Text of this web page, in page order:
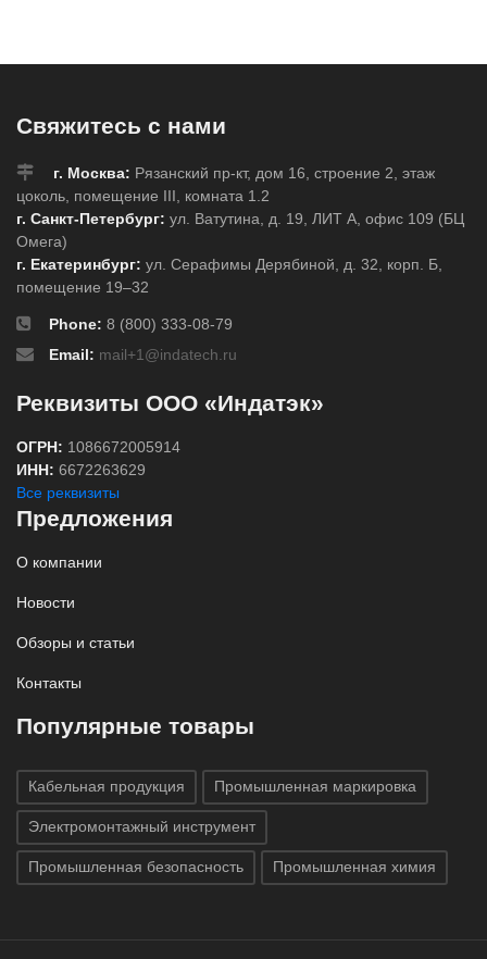
Свяжитесь с нами
г. Москва: Рязанский пр-кт, дом 16, строение 2, этаж
цоколь, помещение III, комната 1.2
г. Санкт-Петербург: ул. Ватутина, д. 19, ЛИТ А, офис 109 (БЦ
Омега)
г. Екатеринбург: ул. Серафимы Дерябиной, д. 32, корп. Б,
помещение 19–32
Phone: 8 (800) 333-08-79
Email: mail+1@indatech.ru
Реквизиты ООО «Индатэк»
ОГРН: 1086672005914
ИНН: 6672263629
Все реквизиты
Предложения
О компании
Новости
Обзоры и статьи
Контакты
Популярные товары
Кабельная продукция Промышленная маркировка
Электромонтажный инструмент
Промышленная безопасность Промышленная химия